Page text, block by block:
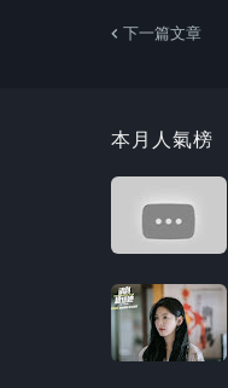
下一篇文章
本月人氣榜